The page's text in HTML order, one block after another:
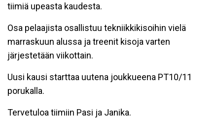
tiimiä upeasta kaudesta.
Osa pelaajista osallistuu tekniikkikisoihin vielä
marraskuun alussa ja treenit kisoja varten
järjestetään viikottain.
Uusi kausi starttaa uutena joukkueena PT10/11
porukalla.
Tervetuloa tiimiin Pasi ja Janika.